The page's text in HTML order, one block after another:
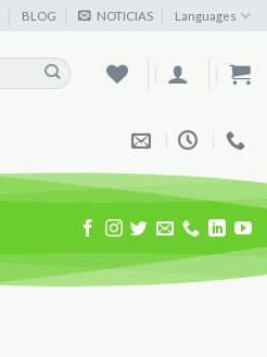
BLOG NOTICIAS Languages